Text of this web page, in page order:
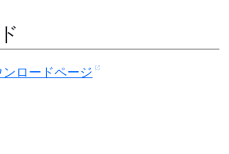
ロードページ